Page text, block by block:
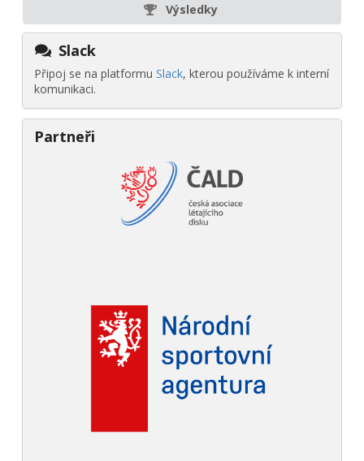
Výsledky
Slack
Připoj se na platformu Slack, kterou používáme k interní
komunikaci.
Partneři